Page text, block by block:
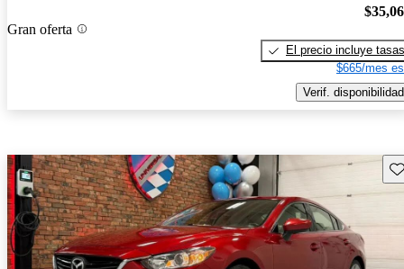
Gran oferta
El precio incluye tasas
$665/mes
Verif. disponibilidad